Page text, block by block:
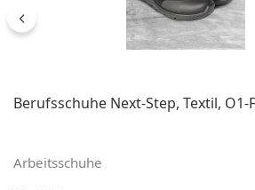
Berufsschuhe Next-Step, Textil, O1-
Arbeitsschuhe